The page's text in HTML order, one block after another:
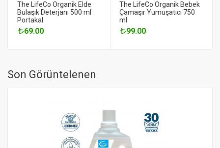
The LifeCo Organik Elde
Bulaşık Deterjanı 500 ml
Portakal
69.00
The LifeCo Organik Bebek
Çamaşır Yumuşatıcı 750
ml
99.00
Son Görüntelenen